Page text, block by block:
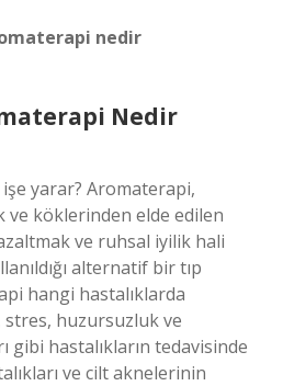
nedir
Nedir
yarar? Aromaterapi,
ve köklerinden elde edilen
ve ruhsal iyilik hali
alternatif bir tıp
hangi hastalıklarda
stres, huzursuzluk ve
gibi hastalıkların tedavisinde
ve cilt aknelerinin